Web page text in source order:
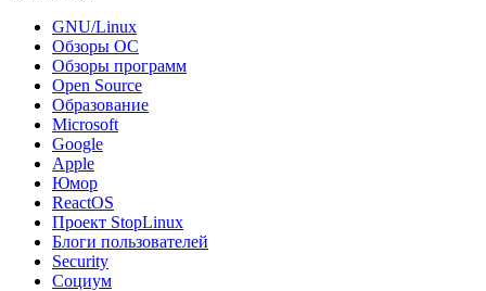
GNU/Linux
Обзоры ОС
Обзоры программ
Open Source
Образование
Microsoft
Google
Apple
Юмор
ReactOS
Проект StopLinux
Блоги пользователей
Security
Социум